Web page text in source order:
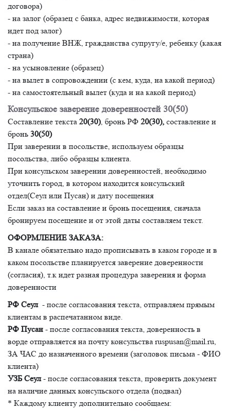
договора)
- на залог (образец с банка, адрес недвижимости, которая
идет под залог)
- на получение ВНЖ, гражданства супругу/е, ребенку (какая
страна)
- на усыновление (образец)
- на вылет в сопровождении (с кем, куда, на какой период)
- на самостоятельный вылет (куда и на какой период)
Консульское заверение доверенностей 30(50)
Составление текста 20(30), бронь РФ 20(30), составление и
бронь 30(50)
При заверении в посольстве, используем образцы
посольства, либо образцы клиента.
При консульском заверении доверенностей, необходимо
уточнить город, в котором находится консульский
отдел(Сеул или Пусан) и дату посещения
Если заказ на составление и бронь посещения, сначала
бронируем посещение и от этой даты составляем текст.
ОФОРМЛЕНИЕ ЗАКАЗА:
В канале обязательно надо прописывать в каком городе и в
каком посольстве планируется заверение доверенности
(согласия), т.к идет разная процедура заверения и форма
доверенности
РФ Сеул- после согласования текста, отправляем прямым
клиентам в распечатанном виде.
РФ Пусан - после согласования текста, доверенность в
ворде отправляется на почту консульства ruspusan@mail.ru,
ЗА ЧАС до назначенного времени (заголовок письма - ФИО
клиента)
УЗБ Сеул- после согласования текста, проверить документ
на наличие данных консульского отдела (подвал)
* Каждому клиенту дополнительно сообщаем: